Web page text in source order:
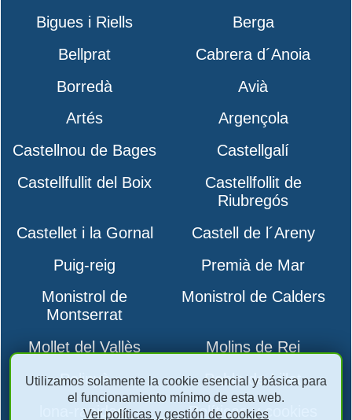
Bigues i Riells
Berga
Bellprat
Cabrera d´Anoia
Borredà
Avià
Artés
Argençola
Castellnou de Bages
Castellgalí
Castellfullit del Boix
Castellfollit de
Riubregós
Castellet i la Gornal
Castell de l´Areny
Puig-reig
Premià de Mar
Monistrol de
Montserrat
Monistrol de Calders
Mollet del Vallès
Molins de Rei
Polinyà
Pobla de Lillet
lona-rapidas-
Políticas y cookies
Utilizamos solamente la cookie esencial y básica para
el funcionamiento mínimo de esta web.
Ver políticas y gestión de cookies